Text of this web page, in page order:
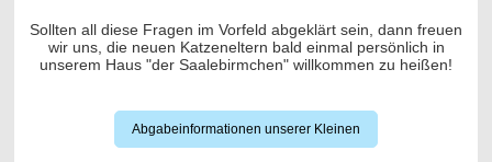
Sollten all diese Fragen im Vorfeld abgeklärt sein, dann freuen
wir uns, die neuen Katzeneltern bald einmal persönlich in
unserem Haus "der Saalebirmchen" willkommen zu heißen!
Abgabeinformationen unserer Kleinen